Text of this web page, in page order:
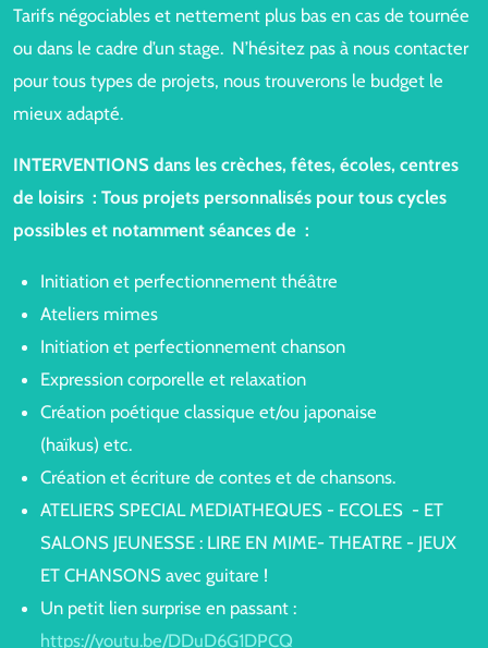
Tarifs négociables et nettement plus bas en cas de tournée
ou dans le cadre d’un stage. N’hésitez pas à nous contacter
pour tous types de projets, nous trouverons le budget le
mieux adapté.
INTERVENTIONS dans les crèches, fêtes, écoles, centres
de loisirs : Tous projets personnalisés pour tous cycles
possibles et notamment séances de :
Initiation et perfectionnement théâtre
Ateliers mimes
Initiation et perfectionnement chanson
Expression corporelle et relaxation
Création poétique classique et/ou japonaise
(haïkus) etc.
Création et écriture de contes et de chansons.
ATELIERS SPECIAL MEDIATHEQUES - ECOLES - ET
SALONS JEUNESSE : LIRE EN MIME- THEATRE - JEUX
ET CHANSONS avec guitare !
Un petit lien surprise en passant :
https://youtu.be/DDuD6G1DPCQ